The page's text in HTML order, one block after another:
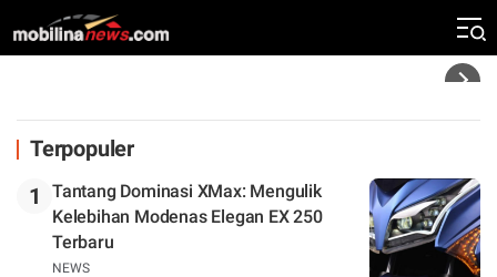
Rekor Kecepatan Silverstone!
Terpopuler
1
Tantang Dominasi XMax: Mengulik
Kelebihan Modenas Elegan EX 250
Terbaru
NEWS